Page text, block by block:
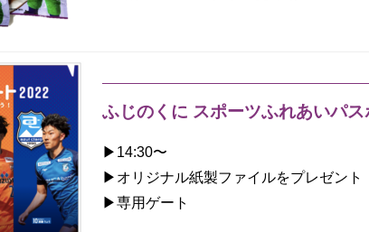
ふじのくに スポーツふれあいパス
▶︎14:30〜
▶︎オリジナル紙製ファイルをプレゼント
▶︎専用ゲート